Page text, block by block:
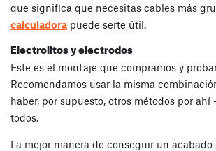
que significa que necesitas cables más
calculadora puede serte útil.
Electrolitos y electrodos
Este es el montaje que compramos y
Recomendamos usar la misma
haber, por supuesto, otros métodos por ahí
todos.
La mejor manera de conseguir un